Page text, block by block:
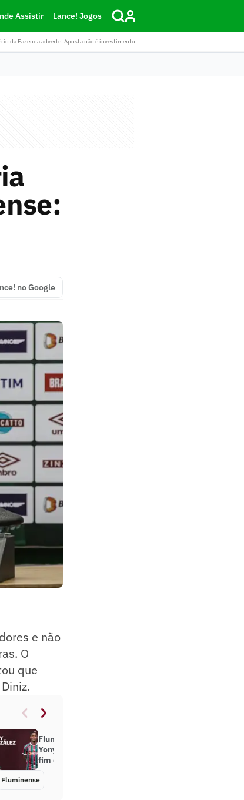
Assistir Lance! Jogos
da Fazenda adverte: Aposta não é investimento
no Google
e não
O
que
Fluminense anuncia retorno de
Yony González com contrato até o
fim de 2024
Fluminense